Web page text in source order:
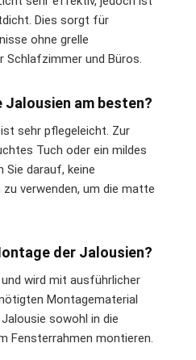
Dies sorgt für
ohne grelle
Schlafzimmer und Büros.
Jalousien am besten?
sehr pflegeleicht. Zur
Tuch oder ein mildes
Sie darauf, keine
verwenden, um die matte
der Jalousien?
wird mit ausführlicher
Montagematerial
sowohl in die
Fensterrahmen montieren.